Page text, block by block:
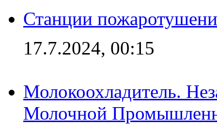
Станции
17.7.2024, 00:15
Молокоохладитель.
Молочной